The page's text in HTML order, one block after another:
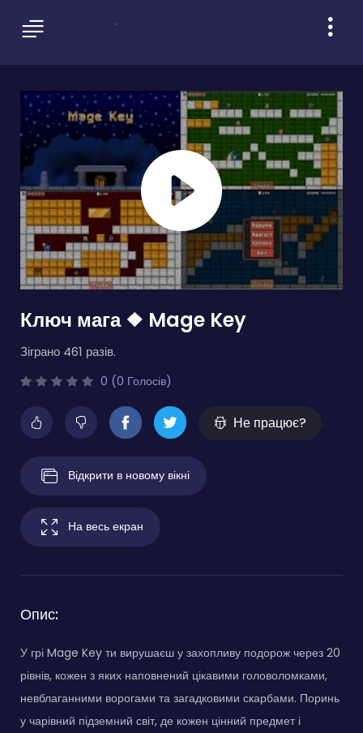
Ключ мага ❖ Mage Key
Зіграно 461 разів.
0 (0 Голосів)
Не працює?
Відкрити в новому вікні
На весь екран
Опис:
У грі Mage Key ти вирушаєш у захопливу подорож через 20
рівнів, кожен з яких наповнений цікавими головоломками,
невблаганними ворогами та загадковими скарбами. Поринь
у чарівний підземний світ, де кожен цінний предмет і